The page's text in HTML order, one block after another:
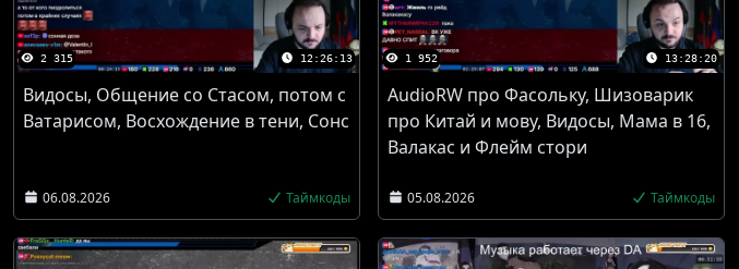
2 315 12:26:13
Видосы, Общение со Стасом, потом с
Ватарисом, Восхождение в тени, Сонс
06.08.2026 Таймкоды
1 952 13:28:20
AudioRW про Фасольку, Шизоварик
про Китай и мову, Видосы, Мама в 16,
Валакас и Флейм стори
05.08.2026 Таймкоды